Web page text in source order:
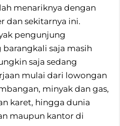
menariknya dengan
dan sekitarnya ini.
pengunjung
saja masih
saja sedang
mulai dari lowongan
minyak dan gas,
karet, hingga dunia
maupun kantor di